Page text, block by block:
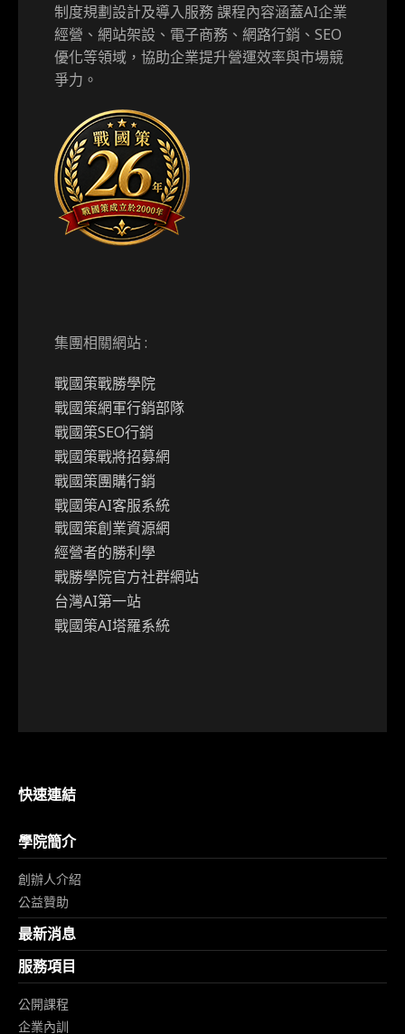
制度規劃設計及導入服務 課程內容涵蓋AI企業
經營、網站架設、電子商務、網路行銷、SEO
優化等領域，協助企業提升營運效率與市場競
爭力。
集團相關網站 :
戰國策戰勝學院
戰國策網軍行銷部隊
戰國策SEO行銷
戰國策戰將招募網
戰國策團購行銷
戰國策AI客服系統
戰國策創業資源網
經營者的勝利學
戰勝學院官方社群網站
台灣AI第一站
戰國策AI塔羅系統
快速連結
學院簡介
創辦人介紹
公益贊助
最新消息
服務項目
公開課程
企業內訓